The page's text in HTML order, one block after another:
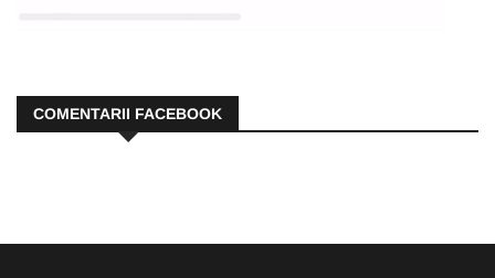
COMENTARII FACEBOOK